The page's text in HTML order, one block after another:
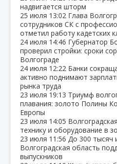
надвигается шторм
25 июля 13:02 Глава
сотрудников СК с
отметил работу кадетских
24 июля 14:46 Губернатор
проверил стройки: сроки
Волгограде
24 июля 12:22 Банки
активно поднимают
рынка труда
23 июля 19:13 Триумф
плавания: золото Полины
Европы
23 июля 14:05
технику и оборудование в
23 июля 11:56 До 300 тысяч
Волгоградская область
выпускников